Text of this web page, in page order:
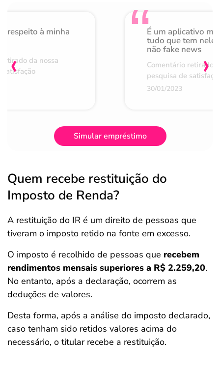
respeito à minha
da nossa
É um aplicativo
tudo que tem nele
não fake news
Comentário retirado
pesquisa de
30/01/2023
‹ ›
Simular empréstimo
Quem recebe restituição do
Imposto de Renda?
A restituição do IR é um direito de pessoas que
tiveram o imposto retido na fonte em excesso.
O imposto é recolhido de pessoas que recebem
rendimentos mensais superiores a R$ 2.259,20.
No entanto, após a declaração, ocorrem as
deduções de valores.
Desta forma, após a análise do imposto declarado,
caso tenham sido retidos valores acima do
necessário, o titular recebe a restituição.